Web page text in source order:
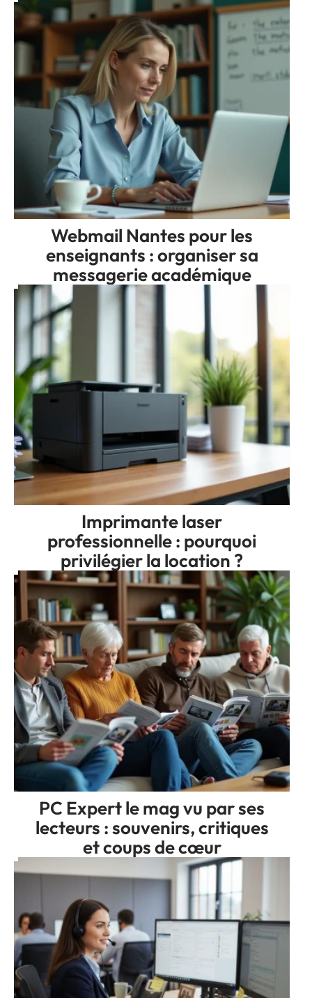
Webmail Nantes pour les
enseignants : organiser sa
messagerie académique
Imprimante laser
professionnelle : pourquoi
privilégier la location ?
PC Expert le mag vu par ses
lecteurs : souvenirs, critiques
et coups de cœur